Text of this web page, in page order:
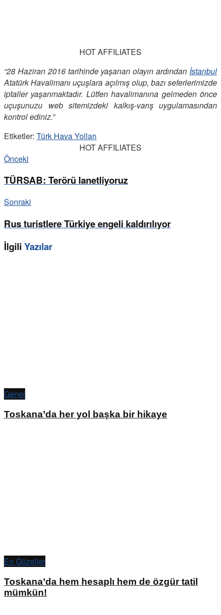
HOT AFFILIATES
“28 Haziran 2016 tarihinde yaşanan olayın ardından İstanbul
Atatürk Havalimanı uçuşlara açılmış olup, bazı seferlerimizde
iptaller yaşanmaktadır. Lütfen havalimanına gelmeden önce
uçuşunuzu web sitemizdeki kalkış-varış uygulamasından
kontrol ediniz.”
Etiketler: Türk Hava Yolları
HOT AFFILIATES
Önceki
TÜRSAB: Terörü lanetliyoruz
Sonraki
Rus turistlere Türkiye engeli kaldırılıyor
İlgili Yazılar
Genel
Toskana’da her yol başka bir hikaye
En Güzeller
Toskana’da hem hesaplı hem de özgür tatil
mümkün!